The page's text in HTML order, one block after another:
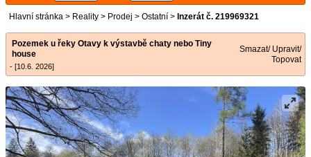
Hlavní stránka > Reality > Prodej > Ostatní > Inzerát č. 219969321
Pozemek u řeky Otavy k výstavbě chaty nebo Tiny
house
- [10.6. 2026]
Smazat/ Upravit/
Topovat